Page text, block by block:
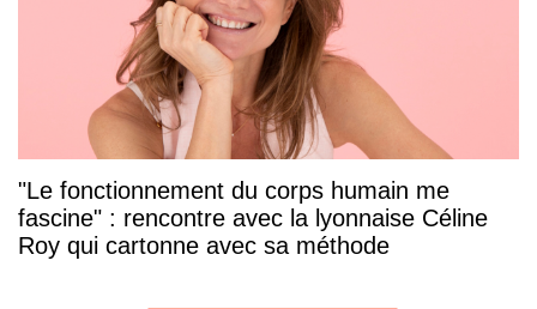
"Le fonctionnement du corps humain me
fascine" : rencontre avec la lyonnaise Céline
Roy qui cartonne avec sa méthode